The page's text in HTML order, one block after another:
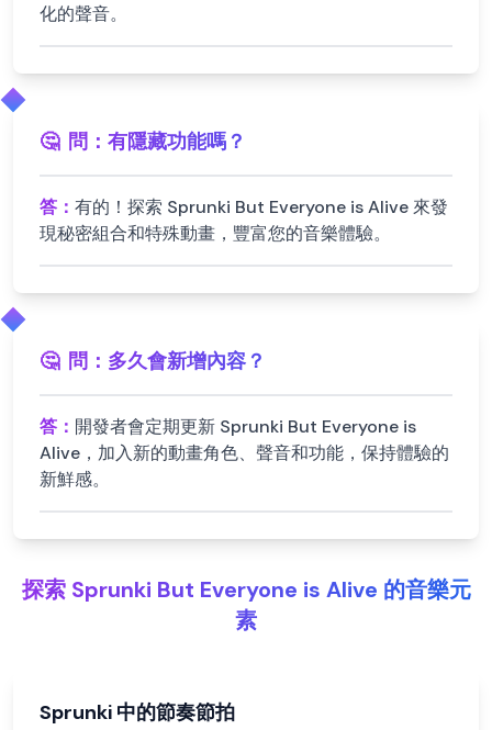
化的聲音。
🤔 問： 有隱藏功能嗎？
答： 有的！探索 Sprunki But Everyone is Alive 來發
現秘密組合和特殊動畫，豐富您的音樂體驗。
🤔 問： 多久會新增內容？
答： 開發者會定期更新 Sprunki But Everyone is
Alive，加入新的動畫角色、聲音和功能，保持體驗的
新鮮感。
探索 Sprunki But Everyone is Alive 的音樂元
素
Sprunki 中的節奏節拍